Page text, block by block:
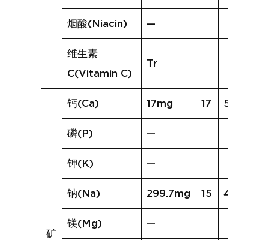
烟酸(Niacin) —
维生素
C(Vitamin C)
Tr
矿
钙(Ca) 17mg 17 51mg
磷(P) —
钾(K) —
钠(Na) 299.7mg 15 490.2mg
镁(Mg) —